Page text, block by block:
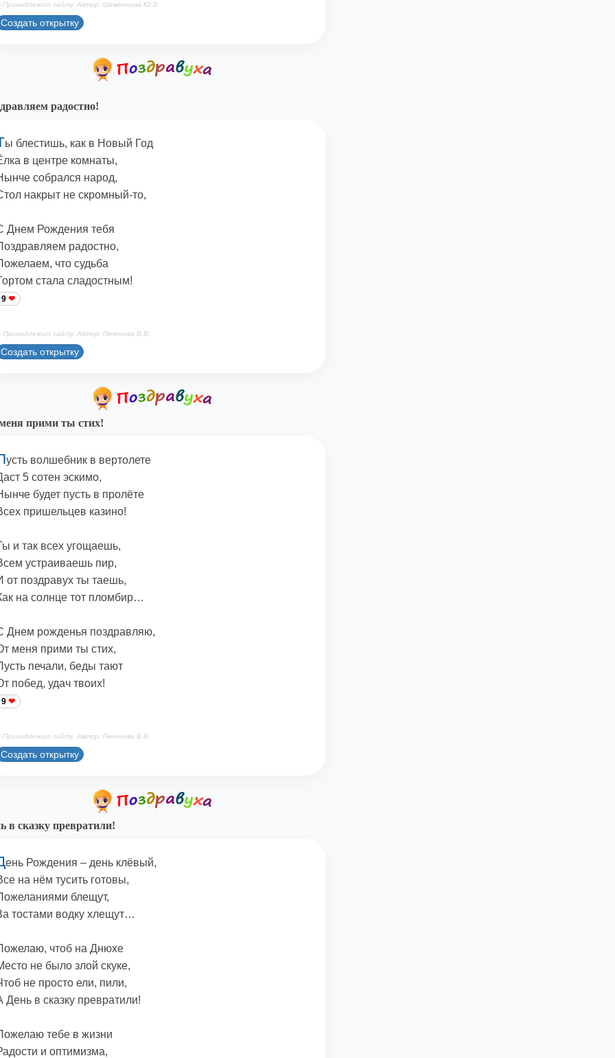
Принадлежит сайту. Автор: Шеменкова Ю.Э.
Создать открытку
радостно!
ы блестишь, как в Новый Год
в центре комнаты,
собрался народ,
накрыт не скромный-то,
Днем Рождения тебя
радостно,
что судьба
стала сладостным!
9
Принадлежит сайту. Автор: Печенова В.В.
Создать открытку
прими ты стих!
усть волшебник в вертолете
5 сотен эскимо,
будет пусть в пролёте
пришельцев казино!
и так всех угощаешь,
устраиваешь пир,
от поздравух ты таешь,
на солнце тот пломбир…
Днем рожденья поздравляю,
меня прими ты стих,
печали, беды тают
побед, удач твоих!
9
Принадлежит сайту. Автор: Печенова В.В.
Создать открытку
в сказку превратили!
ень Рождения – день клёвый,
на нём тусить готовы,
блещут,
тостами водку хлещут…
чтоб на Днюхе
не было злой скуке,
не просто ели, пили,
День в сказку превратили!
тебе в жизни
и оптимизма,